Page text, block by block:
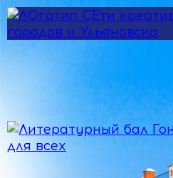
Перейти к основному